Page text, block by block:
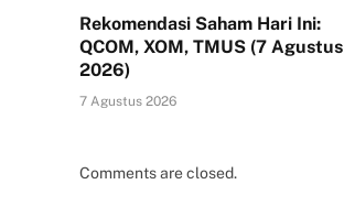
Rekomendasi Saham Hari Ini:
QCOM, XOM, TMUS (7 Agustus
2026)
7 Agustus 2026
Comments are closed.